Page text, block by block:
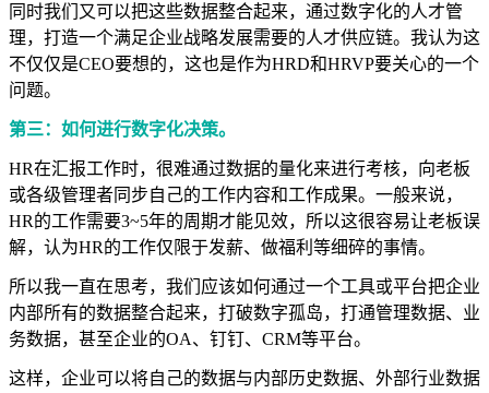
同时我们又可以把这些数据整合起来，通过数字化的人才管
理，打造一个满足企业战略发展需要的人才供应链。我认为这
不仅仅是CEO要想的，这也是作为HRD和HRVP要关心的一个
问题。
第三：如何进行数字化决策。
HR在汇报工作时，很难通过数据的量化来进行考核，向老板
或各级管理者同步自己的工作内容和工作成果。一般来说，
HR的工作需要3~5年的周期才能见效，所以这很容易让老板误
解，认为HR的工作仅限于发薪、做福利等细碎的事情。
所以我一直在思考，我们应该如何通过一个工具或平台把企业
内部所有的数据整合起来，打破数字孤岛，打通管理数据、业
务数据，甚至企业的OA、钉钉、CRM等平台。
这样，企业可以将自己的数据与内部历史数据、外部行业数据